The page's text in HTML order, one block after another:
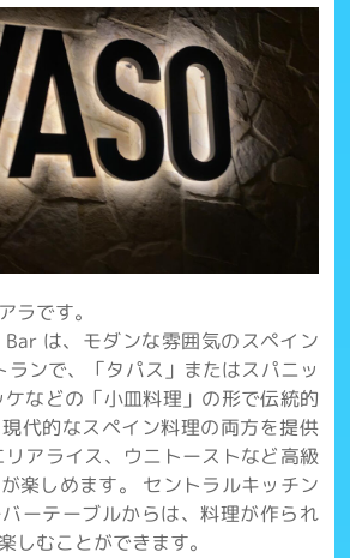
ラです。
Bar は、モダンな雰囲気のスペイン
ランで、「タパス」またはスパニッ
などの「小皿料理」の形で伝統的
代的なスペイン料理の両方を提供
リアライス、ウニトーストなど高級
楽しめます。 セントラルキッチン
ーテーブルからは、料理が作られ
しむことができます。